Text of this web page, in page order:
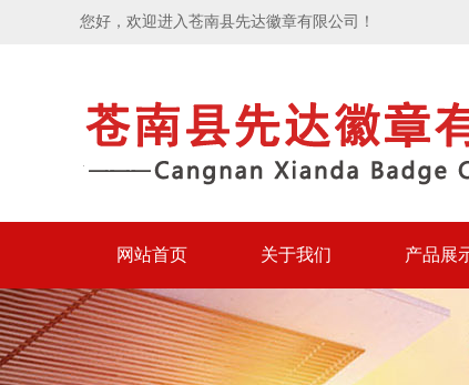
您好，欢迎进入苍南县先达徽章有限公司！
网站首页 关于我们 产品展